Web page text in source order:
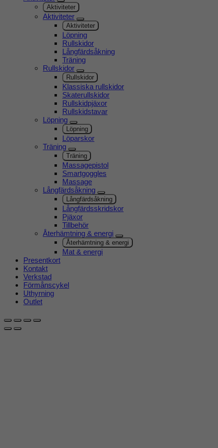
Aktiviteter
Aktiviteter
Aktiviteter
Löpning
Rullskidor
Långfärdsåkning
Träning
Rullskidor
Rullskidor
Klassiska rullskidor
Skaterullskidor
Rullskidpjäxor
Rullskidstavar
Löpning
Löpning
Löparskor
Träning
Träning
Massagepistol
Smartgoggles
Massage
Långfärdsåkning
Långfärdsåkning
Långfärdsskridskor
Pjäxor
Tillbehör
Återhämtning & energi
Återhämtning & energi
Mat & energi
Presentkort
Kontakt
Verkstad
Förmånscykel
Uthyrning
Outlet